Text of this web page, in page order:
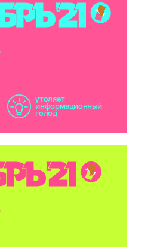
РЬ'21
утоляет
информационный
голод
РЬ'21